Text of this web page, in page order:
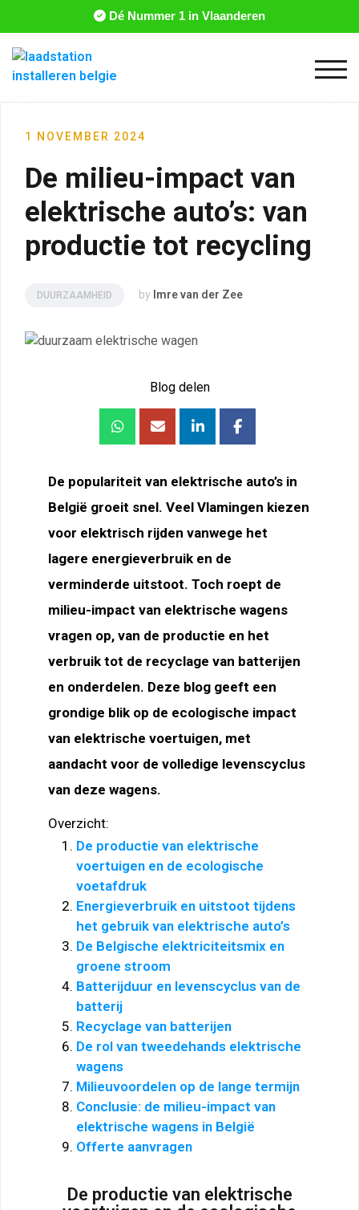
Dé Nummer 1 in Vlaanderen
1 NOVEMBER 2024
De milieu-impact van
elektrische auto’s: van
productie tot recycling
DUURZAAMHEID by Imre van der Zee
Blog delen
De populariteit van elektrische auto’s in
België groeit snel. Veel Vlamingen kiezen
voor elektrisch rijden vanwege het
lagere energieverbruik en de
verminderde uitstoot. Toch roept de
milieu-impact van elektrische wagens
vragen op, van de productie en het
verbruik tot de recyclage van batterijen
en onderdelen. Deze blog geeft een
grondige blik op de ecologische impact
van elektrische voertuigen, met
aandacht voor de volledige levenscyclus
van deze wagens.
Overzicht:
De productie van elektrische
voertuigen en de ecologische
voetafdruk
Energieverbruik en uitstoot tijdens
het gebruik van elektrische auto’s
De Belgische elektriciteitsmix en
groene stroom
Batterijduur en levenscyclus van de
batterij
Recyclage van batterijen
De rol van tweedehands elektrische
wagens
Milieuvoordelen op de lange termijn
Conclusie: de milieu-impact van
elektrische wagens in België
Offerte aanvragen
De productie van elektrische